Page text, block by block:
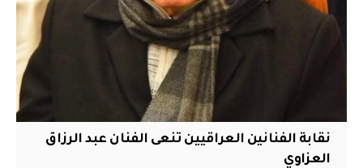
نقابة الفنانين العراقيين تنعى الفنان عبد الرزاق
العزاوي